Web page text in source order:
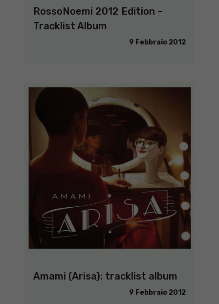
RossoNoemi 2012 Edition –
Tracklist Album
9 Febbraio 2012
Amami (Arisa): tracklist album
9 Febbraio 2012